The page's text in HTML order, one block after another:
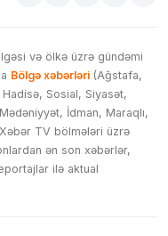
və ölkə üzrə gündəmi
Bölgə xəbərləri (Ağstafa,
Sosial, Siyasət,
İdman, Maraqlı,
TV bölmələri üzrə
ən son xəbərlər,
ilə aktual